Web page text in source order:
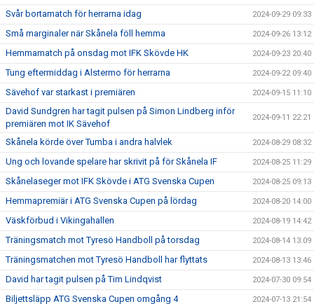
Svår bortamatch för herrarna idag 2024-09-29 09:33
Små marginaler när Skånela föll hemma 2024-09-26 13:12
Hemmamatch på onsdag mot IFK Skövde HK 2024-09-23 20:40
Tung eftermiddag i Alstermo för herrarna 2024-09-22 09:40
Sävehof var starkast i premiären 2024-09-15 11:10
David Sundgren har tagit pulsen på Simon Lindberg inför
premiären mot IK Sävehof
2024-09-11 22:21
Skånela körde över Tumba i andra halvlek 2024-08-29 08:32
Ung och lovande spelare har skrivit på för Skånela IF 2024-08-25 11:29
Skånelaseger mot IFK Skövde i ATG Svenska Cupen 2024-08-25 09:13
Hemmapremiär i ATG Svenska Cupen på lördag 2024-08-20 14:00
Väskförbud i Vikingahallen 2024-08-19 14:42
Träningsmatch mot Tyresö Handboll på torsdag 2024-08-14 13:09
Träningsmatchen mot Tyresö Handboll har flyttats 2024-08-13 13:46
David har tagit pulsen på Tim Lindqvist 2024-07-30 09:54
Biljettsläpp ATG Svenska Cupen omgång 4 2024-07-13 21:54